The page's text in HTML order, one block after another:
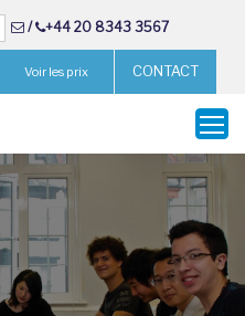
/ +44 20 8343 3567
Voir les prix CONTACT